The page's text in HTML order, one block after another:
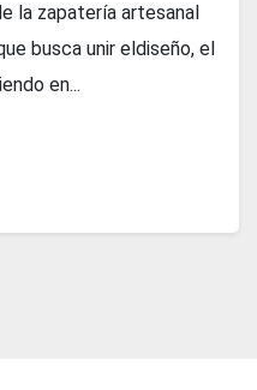
la zapatería artesanal
busca unir eldiseño, el
en...